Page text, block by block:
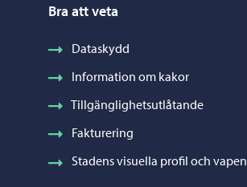
Bra att veta
Dataskydd
Information om kakor
Tillgänglighetsutlåtande
Fakturering
Stadens visuella profil och vapen